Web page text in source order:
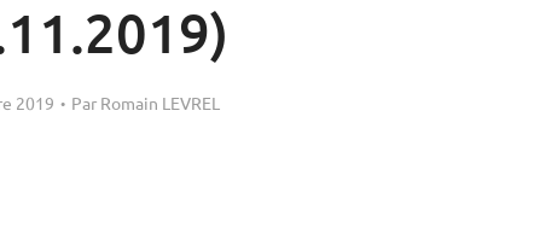
2019 Par Romain LEVREL